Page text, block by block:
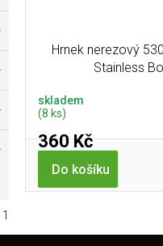
1
Hrnek nerezový
Stainless
skladem
(8 ks)
360 Kč
Do košíku